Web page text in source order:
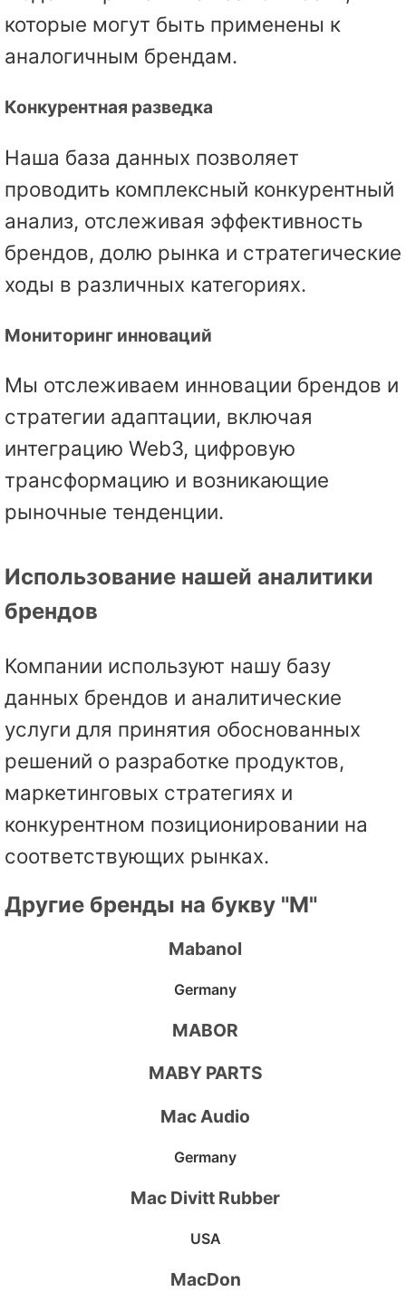
которые могут быть применены к
аналогичным брендам.
Конкурентная разведка
Наша база данных позволяет
проводить комплексный конкурентный
анализ, отслеживая эффективность
брендов, долю рынка и стратегические
ходы в различных категориях.
Мониторинг инноваций
Мы отслеживаем инновации брендов и
стратегии адаптации, включая
интеграцию Web3, цифровую
трансформацию и возникающие
рыночные тенденции.
Использование нашей аналитики
брендов
Компании используют нашу базу
данных брендов и аналитические
услуги для принятия обоснованных
решений о разработке продуктов,
маркетинговых стратегиях и
конкурентном позиционировании на
соответствующих рынках.
Другие бренды на букву "M"
Mabanol
Germany
MABOR
MABY PARTS
Mac Audio
Germany
Mac Divitt Rubber
USA
MacDon